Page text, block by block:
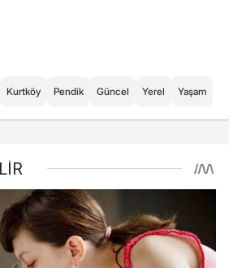
Kurtköy Pendik Güncel Yerel Yaşam